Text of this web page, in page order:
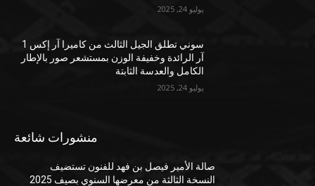
يوليو 24, 2025
سوني تطلق الجيل الثالث من كاميرا آر إكس 1
آر الرائدة وخفيفة الوزن بمستشعر صور بالإطار
الكامل والعدسة الثابتة
يوليو 24, 2025
منشورات شائعة
صالة الأمير فيصل بن فهد للفنون تستضيف
النسخة الثالثة من معرضها السنوي بصيف 2025